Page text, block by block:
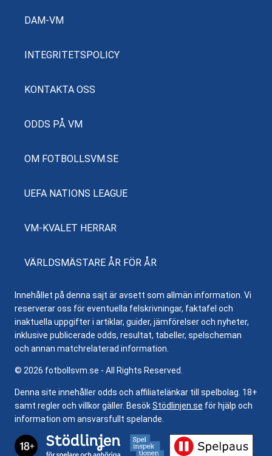
DAM-VM
INTEGRITETSPOLICY
KONTAKTA OSS
ODDS PÅ VM
OM FOTBOLLSVM.SE
UEFA NATIONS LEAGUE
VM-KVALET HERRAR
VÄRLDSMÄSTARE ÅR FÖR ÅR
Innehållet på denna sajt är avsett som allmän information. Vi
reserverar oss för eventuella felskrivningar, faktafel och
inaktuella uppgifter i artiklar, guider, jämförelser och nyheter,
inklusive publicerade odds, resultat, tabeller, spelscheman
och annan matchrelaterad information.
© 2026 fotbollsvm.se - All Rights Reserved.
Denna site innehåller odds och affiliatelänkar till spelbolag. 18+
samt regler och villkor gäller. BesökStödlinjen.se för hjälp och
information om ansvarsfullt spelande.